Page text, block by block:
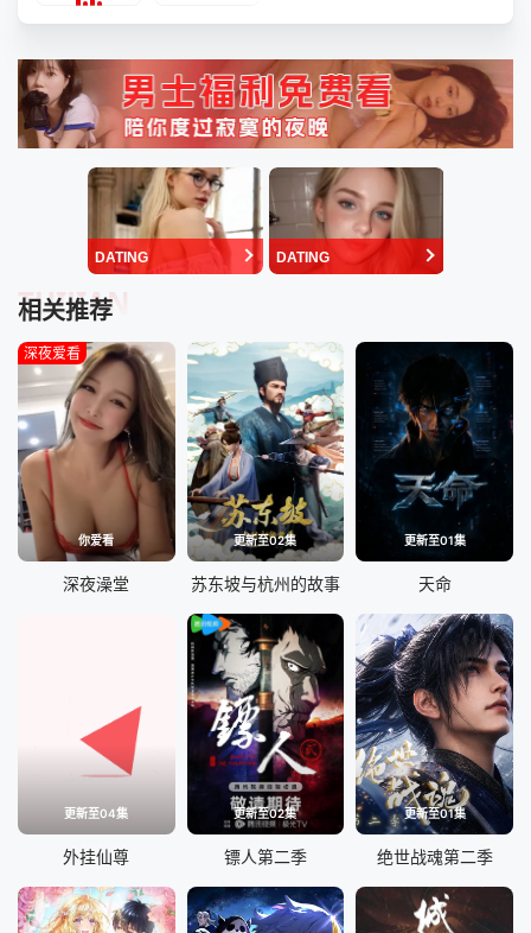
DATING DATING
相关推荐
TUIJIAN
你爱看
深夜爱看
深夜澡堂
更新至02集
苏东坡与杭州的故事
更新至01集
天命
更新至04集
外挂仙尊
更新至02集
镖人第二季
更新至01集
绝世战魂第二季